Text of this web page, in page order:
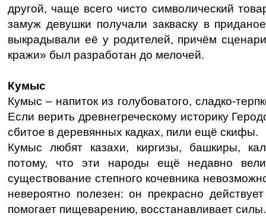
другой, чаще всего чисто символический
замуж девушки получали закваску в
выкрадывали её у родителей, причём
кражи» был разработан до мелочей.
Кумыс
Кумыс – напиток из голубоватого, сладко-
Если верить древнегреческому историку
сбитое в деревянных кадках, пили ещё скифы.
Кумыс любят казахи, киргизы, башкиры,
потому, что эти народы ещё недавно
существование степного кочевника
невероятно полезен: он прекрасно
помогает пищеварению, восстанавливает